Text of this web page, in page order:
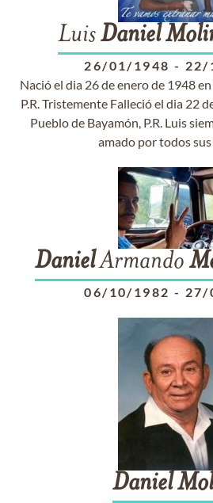
LuisDaniel
26/01/1948 - 22/
Nació el dia 26 de enero de 1948
P.R. Tristemente Falleció el dia 22
Pueblo de Bayamón, P.R. Luis
amado por todos sus
DanielArmando
06/10/1982 - 27/
Daniel